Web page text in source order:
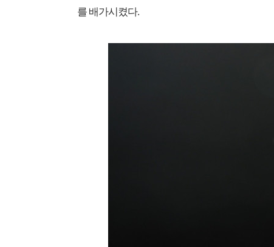
를 배가시켰다.